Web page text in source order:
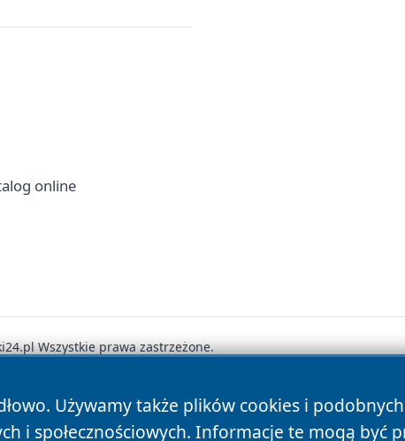
online
Używamy także plików cookies i
i społecznościowych. Informacje te mogą być
Wszystkie prawa zastrzeżone.
Prywatności Polityka Cookies